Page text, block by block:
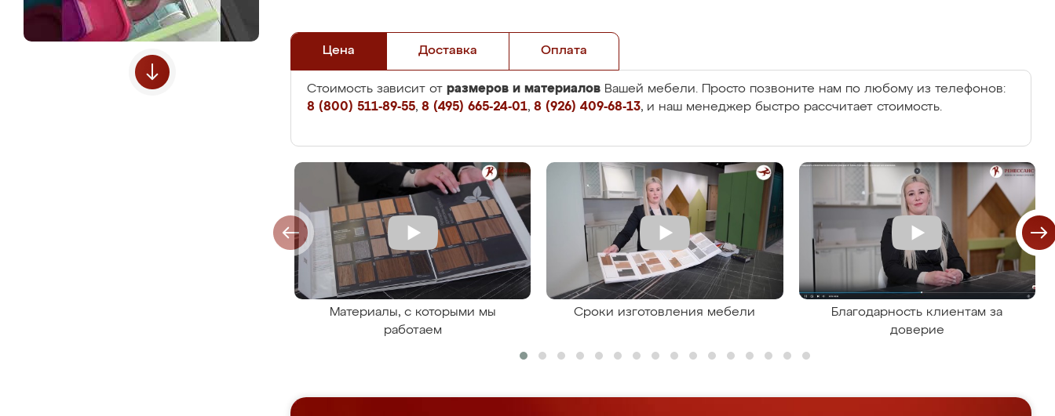
Цена Доставка Оплата
Стоимость зависит от размеров и материалов Вашей мебели. Просто позвоните нам по любому из телефонов:
8 (800) 511-89-55, 8 (495) 665-24-01, 8 (926) 409-68-13, и наш менеджер быстро рассчитает стоимость.
Материалы, с которыми мы
работаем
Сроки изготовления мебели
Благодарность клиентам за
доверие